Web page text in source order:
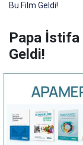
Bu Film Geldi!
Papa İstifa
Geldi!